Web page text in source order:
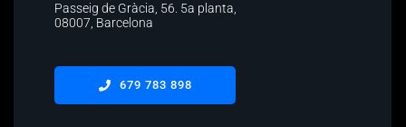
Passeig de Gràcia, 56. 5a planta
08007, Barcelona
679 783 898